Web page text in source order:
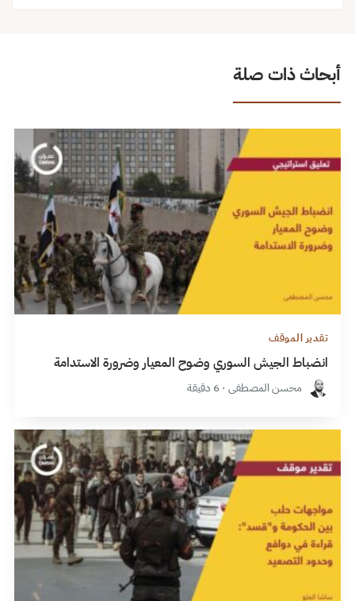
أبحاث ذات صلة
تقدير الموقف
انضباط الجيش السوري وضوح المعيار وضرورة الاستدامة
محسن المصطفى · 6 دقيقة